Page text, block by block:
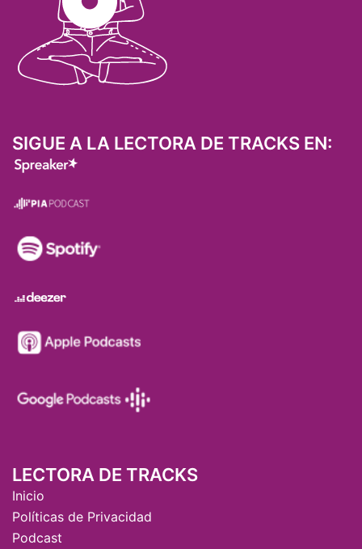
SIGUE A LA LECTORA DE TRACKS EN:
LECTORA DE TRACKS
Inicio
Políticas de Privacidad
Podcast